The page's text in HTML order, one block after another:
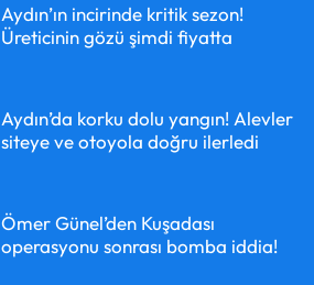
Aydın’ın incirinde kritik sezon!
Üreticinin gözü şimdi fiyatta
Aydın’da korku dolu yangın! Alevler
siteye ve otoyola doğru ilerledi
Ömer Günel’den Kuşadası
operasyonu sonrası bomba iddia!